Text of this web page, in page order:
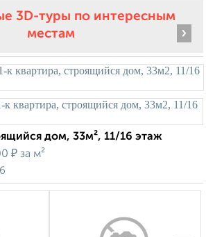
3D-туры по интересным
местам
›
дом, 33м², 11/16 этаж
₽ за м²